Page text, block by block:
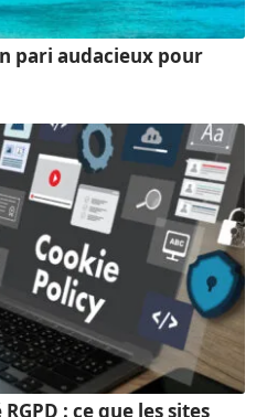
pari audacieux pour
: ce que les sites